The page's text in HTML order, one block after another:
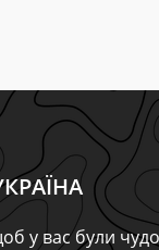
у вас були